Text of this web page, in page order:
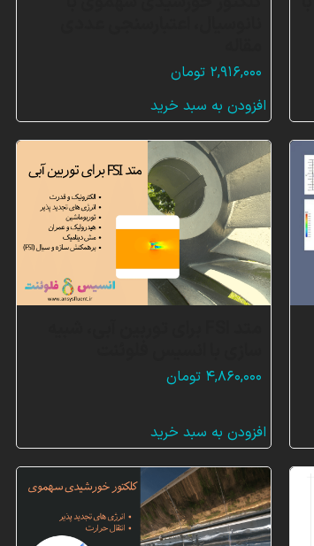
۲,۹۱۶,۰۰۰ تومان
افزودن به سبد خرید
۴,۸۶۰,۰۰۰ تومان
افزودن به سبد خرید